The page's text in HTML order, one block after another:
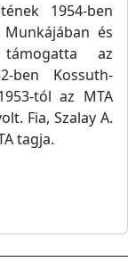
1954-ben
és
az
ben Kossuth-
tól az MTA
Fia, Szalay A.
tagja.